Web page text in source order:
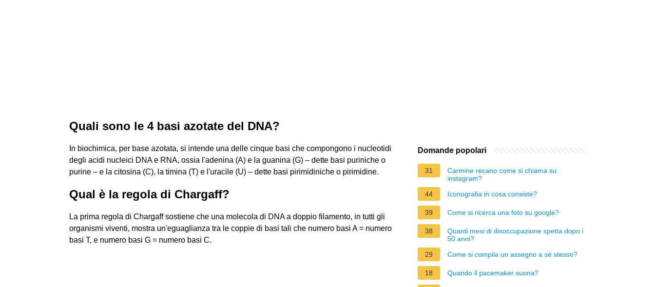
Quali sono le 4 basi azotate del DNA?
In biochimica, per base azotata, si intende una delle cinque basi che compongono i nucleotidi
degli acidi nucleici DNA e RNA, ossia l'adenina (A) e la guanina (G) – dette basi puriniche o
purine – e la citosina (C), la timina (T) e l'uracile (U) – dette basi pirimidiniche o pirimidine.
Qual è la regola di Chargaff?
La prima regola di Chargaff sostiene che una molecola di DNA a doppio filamento, in tutti gli
organismi viventi, mostra un'eguaglianza tra le coppie di basi tali che numero basi A = numero
basi T, e numero basi G = numero basi C.
Domande popolari
31
Carmine recano come si chiama su
instagram?
44
Iconografia in cosa consiste?
39 Come si ricerca una foto su google?
38
Quanti mesi di disoccupazione spetta dopo i
50 anni?
29
Come si compila un assegno a sé stesso?
18 Quando il pacemaker suona?